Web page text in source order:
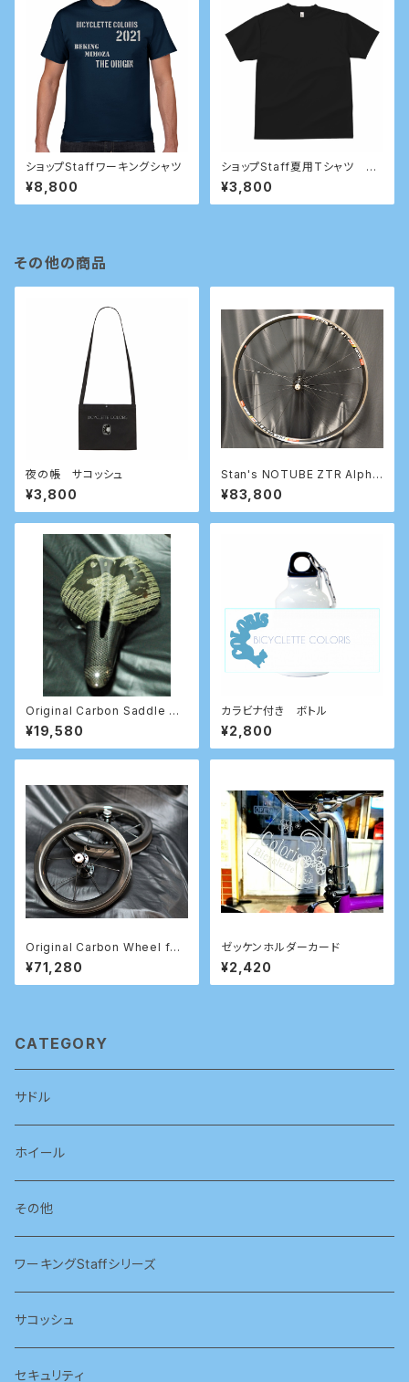
ショップStaffワーキングシャツ
¥8,800
ショップStaff夏用Tシャツ 20
21
¥3,800
その他の商品
夜の帳 サコッシュ
¥3,800
Stan's NOTUBE ZTR Alpha
340
¥83,800
Original Carbon Saddle 穴
あき
¥19,580
カラビナ付き ボトル
¥2,800
Original Carbon Wheel for
STRIDER
¥71,280
ゼッケンホルダーカード
¥2,420
CATEGORY
サドル
ホイール
その他
ワーキングStaffシリーズ
サコッシュ
セキュリティ